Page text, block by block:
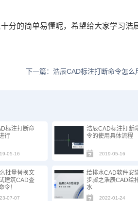
分的简单易懂呢，希望给大家学习浩
下一篇：浩辰CAD标注打断命令怎么
标注打断命
行
05-16
浩辰CAD标注打断
令的使用具体流程
2019-05-16
批量替换文
建筑CAD查
令！
07-07
给排水CAD软件安
步骤之浩辰CAD给
水
2022-01-24